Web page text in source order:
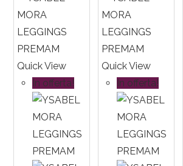
Quick View
In offerta!
Quick View
In offerta!